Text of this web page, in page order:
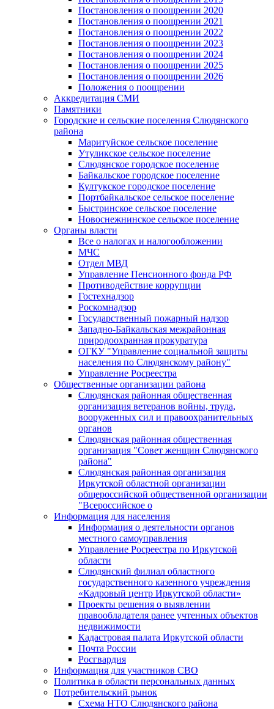
Постановления о поощрении 2020
Постановления о поощрении 2021
Постановления о поощрении 2022
Постановления о поощрении 2023
Постановления о поощрении 2024
Постановления о поощрении 2025
Постановления о поощрении 2026
Положения о поощрении
Аккредитация СМИ
Памятники
Городские и сельские поселения Слюдянского
района
Маритуйское сельское поселение
Утуликское сельское поселение
Слюдянское городское поселение
Байкальское городское поселение
Култукское городское поселение
Портбайкальское сельское поселение
Быстринское сельское поселение
Новоснежнинское сельское поселение
Органы власти
Все о налогах и налогообложении
МЧС
Отдел МВД
Управление Пенсионного фонда РФ
Противодействие коррупции
Гостехнадзор
Роскомнадзор
Государственный пожарный надзор
Западно-Байкальская межрайонная
природоохранная прокуратура
ОГКУ "Управление социальной защиты
населения по Слюдянскому району"
Управление Росреестра
Общественные организации района
Слюдянская районная общественная
организация ветеранов войны, труда,
вооруженных сил и правоохранительных
органов
Слюдянская районная общественная
организация "Совет женщин Слюдянского
района"
Слюдянская районная организация
Иркутской областной организации
общероссийской общественной организации
"Всероссийское о
Информация для населения
Информация о деятельности органов
местного самоуправления
Управление Росреестра по Иркутской
области
Слюдянский филиал областного
государственного казенного учреждения
«Кадровый центр Иркутской области»
Проекты решения о выявлении
правообладателя ранее учтенных объектов
недвижимости
Кадастровая палата Иркутской области
Почта России
Росгвардия
Информация для участников СВО
Политика в области персональных данных
Потребительский рынок
Схема НТО Слюдянского района